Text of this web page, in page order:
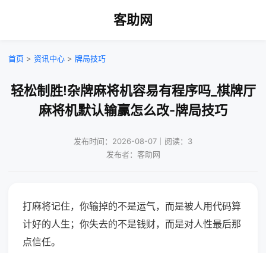
客助网
首页 > 资讯中心 > 牌局技巧
轻松制胜!杂牌麻将机容易有程序吗_棋牌厅
麻将机默认输赢怎么改-牌局技巧
发布时间：2026-08-07｜阅读：3
发布者：客助网
打麻将记住，你输掉的不是运气，而是被人用代码算
计好的人生；你失去的不是钱财，而是对人性最后那
点信任。